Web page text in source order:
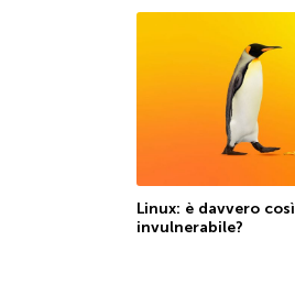
Linux: è davvero così
invulnerabile?